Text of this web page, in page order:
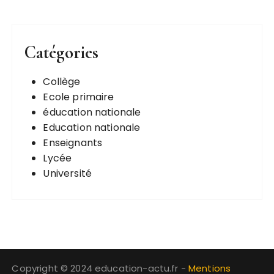
Catégories
Collège
Ecole primaire
éducation nationale
Education nationale
Enseignants
Lycée
Université
Copyright © 2024 education-actu.fr -Mentions